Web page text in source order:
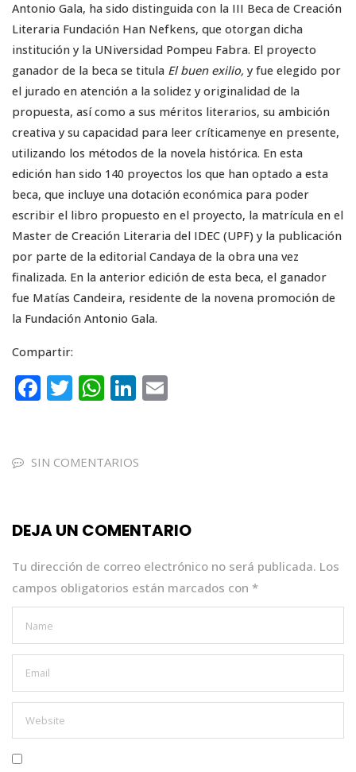
Antonio Gala, ha sido distinguida con la III Beca de Creación
Literaria Fundación Han Nefkens, que otorgan dicha
institución y la UNiversidad Pompeu Fabra. El proyecto
ganador de la beca se titula El buen exilio, y fue elegido por
el jurado en atención a la solidez y originalidad de la
propuesta, así como a sus méritos literarios, su ambición
creativa y su capacidad para leer críticamenye en presente,
utilizando los métodos de la novela histórica. En esta
edición han sido 140 proyectos los que han optado a esta
beca, que incluye una dotación económica para poder
escribir el libro propuesto en el proyecto, la matrícula en el
Master de Creación Literaria del IDEC (UPF) y la publicación
por parte de la editorial Candaya de la obra una vez
finalizada. En la anterior edición de esta beca, el ganador
fue Matías Candeira, residente de la novena promoción de
la Fundación Antonio Gala.
Compartir:
F
e
o
k
T
te
W
ts
p
Li
e
SIN COMENTARIOS
DEJA UN COMENTARIO
Tu dirección de correo electrónico no será publicada. Los
campos obligatorios están marcados con *